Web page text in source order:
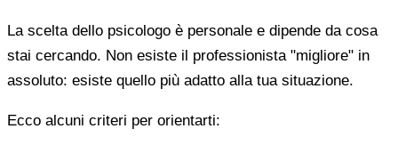
La scelta dello psicologo è personale e dipende da cosa
stai cercando. Non esiste il professionista "migliore" in
assoluto: esiste quello più adatto alla tua situazione.
Ecco alcuni criteri per orientarti: